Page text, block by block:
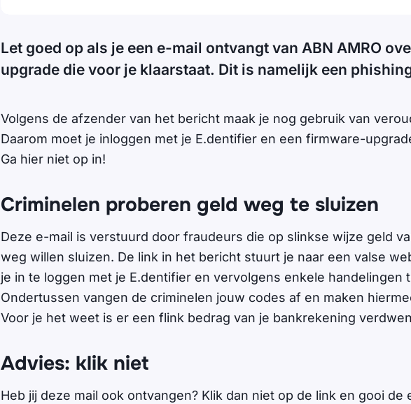
Let goed op als je een e-mail ontvangt van ABN AMRO
upgrade die voor je klaarstaat. Dit is namelijk een
Volgens de afzender van het bericht maak je nog gebruik van
Daarom moet je inloggen met je E.dentifier en een firmware-
Ga hier niet op in!
Criminelen proberen geld weg te sluizen
Deze e-mail is verstuurd door fraudeurs die op slinkse wijze geld
weg willen sluizen. De link in het bericht stuurt je naar een valse
je in te loggen met je E.dentifier en vervolgens enkele handelingen
Ondertussen vangen de criminelen jouw codes af en maken
Voor je het weet is er een flink bedrag van je bankrekening
Advies: klik niet
Heb jij deze mail ook ontvangen? Klik dan niet op de link en gooi de